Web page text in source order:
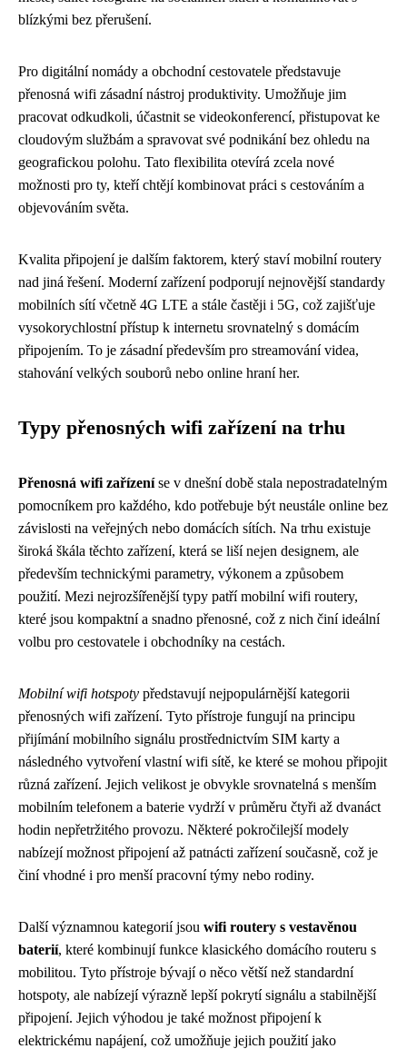
blízkými bez přerušení.
Pro digitální nomády a obchodní cestovatele představuje
přenosná wifi zásadní nástroj produktivity. Umožňuje jim
pracovat odkudkoli, účastnit se videokonferencí, přistupovat ke
cloudovým službám a spravovat své podnikání bez ohledu na
geografickou polohu. Tato flexibilita otevírá zcela nové
možnosti pro ty, kteří chtějí kombinovat práci s cestováním a
objevováním světa.
Kvalita připojení je dalším faktorem, který staví mobilní routery
nad jiná řešení. Moderní zařízení podporují nejnovější standardy
mobilních sítí včetně 4G LTE a stále častěji i 5G, což zajišťuje
vysokorychlostní přístup k internetu srovnatelný s domácím
připojením. To je zásadní především pro streamování videa,
stahování velkých souborů nebo online hraní her.
Typy přenosných wifi zařízení na trhu
Přenosná wifi zařízeníse v dnešní době stala nepostradatelným
pomocníkem pro každého, kdo potřebuje být neustále online bez
závislosti na veřejných nebo domácích sítích. Na trhu existuje
široká škála těchto zařízení, která se liší nejen designem, ale
především technickými parametry, výkonem a způsobem
použití. Mezi nejrozšířenější typy patří mobilní wifi routery,
které jsou kompaktní a snadno přenosné, což z nich činí ideální
volbu pro cestovatele i obchodníky na cestách.
Mobilní wifi hotspoty představují nejpopulárnější kategorii
přenosných wifi zařízení. Tyto přístroje fungují na principu
přijímání mobilního signálu prostřednictvím SIM karty a
následného vytvoření vlastní wifi sítě, ke které se mohou připojit
různá zařízení. Jejich velikost je obvykle srovnatelná s menším
mobilním telefonem a baterie vydrží v průměru čtyři až dvanáct
hodin nepřetržitého provozu. Některé pokročilejší modely
nabízejí možnost připojení až patnácti zařízení současně, což je
činí vhodné i pro menší pracovní týmy nebo rodiny.
Další významnou kategorií jsou wifi routery s vestavěnou
baterií, které kombinují funkce klasického domácího routeru s
mobilitou. Tyto přístroje bývají o něco větší než standardní
hotspoty, ale nabízejí výrazně lepší pokrytí signálu a stabilnější
připojení. Jejich výhodou je také možnost připojení k
elektrickému napájení, což umožňuje jejich použití jako